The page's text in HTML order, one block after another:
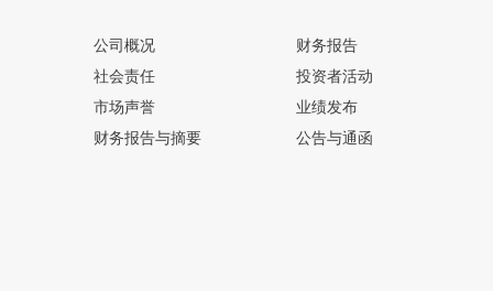
公司概况
社会责任
市场声誉
财务报告与摘要
财务报告
投资者活动
业绩发布
公告与通函